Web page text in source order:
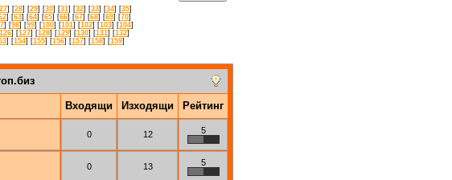
] [28] [29] [30] [31] [32] [33] [34] [35]
] [63] [64] [65] [66] [67] [68] [69] [70]
] [98] [99] [100] [101] [102] [103] [104]
126] [127] [128] [129] [130] [131] [132]
] [154] [155] [156] [157] [158] [159]
Входящи Изходящи Рейтинг
0 12 5
0 13 5